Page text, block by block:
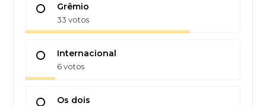
Grêmio
33 votos
Internacional
6 votos
Os dois